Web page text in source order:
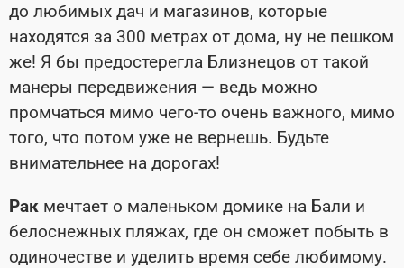
до любимых дач и магазинов, которые
находятся за 300 метрах от дома, ну не пешком
же! Я бы предостерегла Близнецов от такой
манеры передвижения — ведь можно
промчаться мимо чего-то очень важного, мимо
того, что потом уже не вернешь. Будьте
внимательнее на дорогах!
Рак мечтает о маленьком домике на Бали и
белоснежных пляжах, где он сможет побыть в
одиночестве и уделить время себе любимому.